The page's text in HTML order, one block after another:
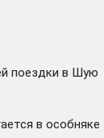
поездки в Шую
в особняке